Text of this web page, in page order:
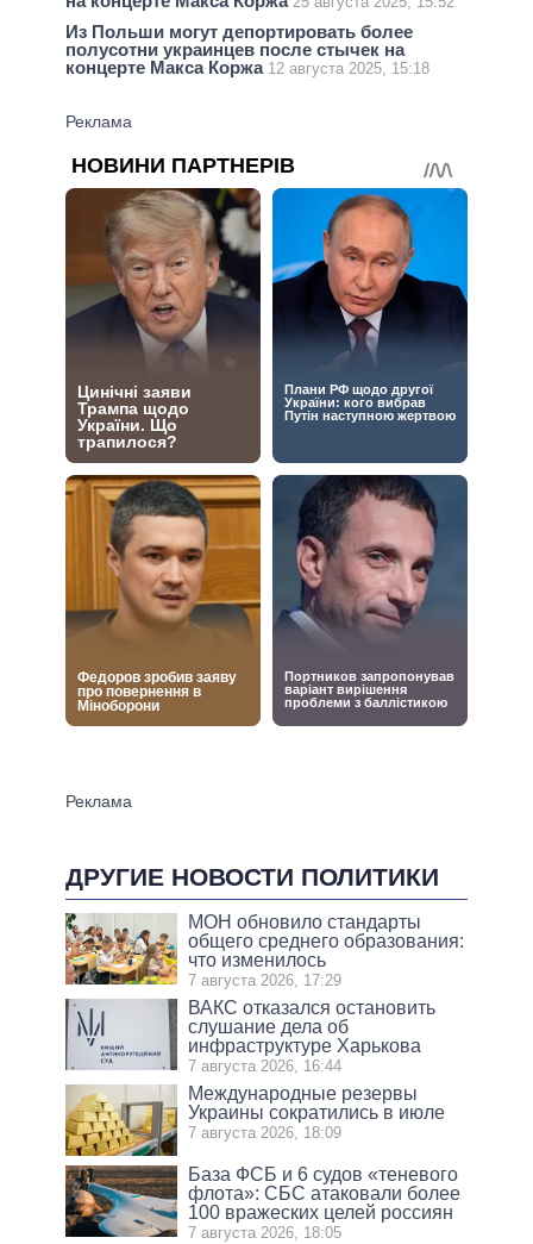
Из Польши могут депортировать более
полусотни украинцев после стычек на
концерте Макса Коржа 12 августа 2025, 15:18
ДРУГИЕ НОВОСТИ ПОЛИТИКИ
МОН обновило стандарты
общего среднего образования:
что изменилось
7 августа 2026, 17:29
ВАКС отказался остановить
слушание дела об
инфраструктуре Харькова
7 августа 2026, 16:44
Международные резервы
Украины сократились в июле
7 августа 2026, 18:09
База ФСБ и 6 судов «теневого
флота»: СБС атаковали более
100 вражеских целей россиян
7 августа 2026, 18:05